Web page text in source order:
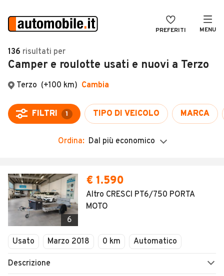
PREFERITI MENU
Auto
Auto usate
Auto Km 0
Auto Nuove
Noleggio a lungo termine
Moto
Camper
Veicoli Commerciali
Concessionari
VENDI
MAGAZINE
ACCEDI
136 risultati per
Camper e roulotte usati e nuovi a Terzo
Terzo (+100 km) Cambia
FILTRI 1 TIPO DI VEICOLO MARCA
Ordina: Dal più economico